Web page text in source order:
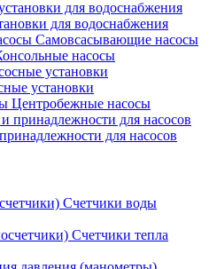
для водоснабжения
Самовсасывающие насосы
насосы
установки
Центробежные насосы
для насосов
Счетчики воды
Счетчики тепла